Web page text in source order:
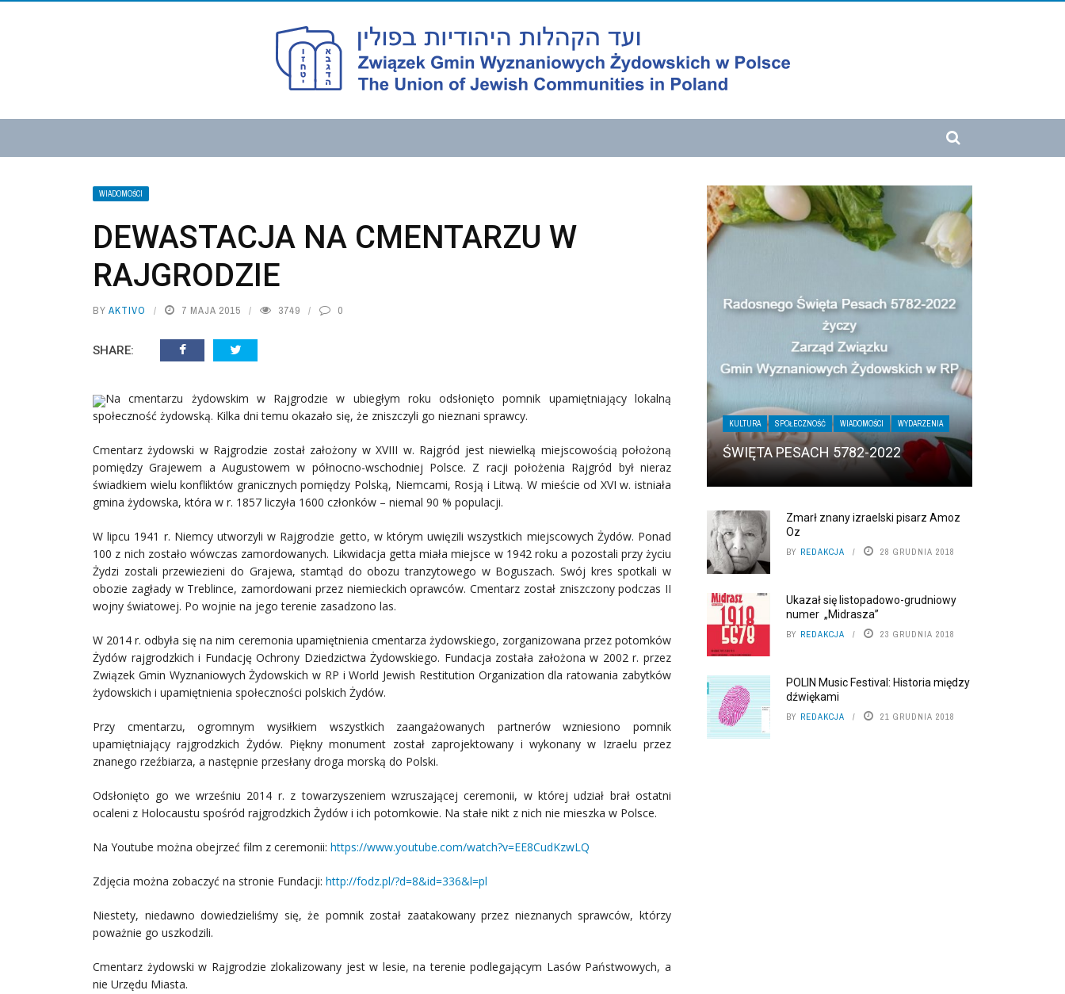
WIADOMOŚCI
DEWASTACJA NA CMENTARZU W
RAJGRODZIE
BY AKTIVO 7 MAJA 2015 3749 0
SHARE:
Na cmentarzu żydowskim w Rajgrodzie w ubiegłym roku odsłonięto pomnik upamiętniający lokalną
społeczność żydowską. Kilka dni temu okazało się, że zniszczyli go nieznani sprawcy.
Cmentarz żydowski w Rajgrodzie został założony w XVIII w. Rajgród jest niewielką miejscowością położoną
pomiędzy Grajewem a Augustowem w północno-wschodniej Polsce. Z racji położenia Rajgród był nieraz
świadkiem wielu konfliktów granicznych pomiędzy Polską, Niemcami, Rosją i Litwą. W mieście od XVI w. istniała
gmina żydowska, która w r. 1857 liczyła 1600 członków – niemal 90 % populacji.
W lipcu 1941 r. Niemcy utworzyli w Rajgrodzie getto, w którym uwięzili wszystkich miejscowych Żydów. Ponad
100 z nich zostało wówczas zamordowanych. Likwidacja getta miała miejsce w 1942 roku a pozostali przy życiu
Żydzi zostali przewiezieni do Grajewa, stamtąd do obozu tranzytowego w Boguszach. Swój kres spotkali w
obozie zagłady w Treblince, zamordowani przez niemieckich oprawców. Cmentarz został zniszczony podczas II
wojny światowej. Po wojnie na jego terenie zasadzono las.
W 2014 r. odbyła się na nim ceremonia upamiętnienia cmentarza żydowskiego, zorganizowana przez potomków
Żydów rajgrodzkich i Fundację Ochrony Dziedzictwa Żydowskiego. Fundacja została założona w 2002 r. przez
Związek Gmin Wyznaniowych Żydowskich w RP i World Jewish Restitution Organization dla ratowania zabytków
żydowskich i upamiętnienia społeczności polskich Żydów.
Przy cmentarzu, ogromnym wysiłkiem wszystkich zaangażowanych partnerów wzniesiono pomnik
upamiętniający rajgrodzkich Żydów. Piękny monument został zaprojektowany i wykonany w Izraelu przez
znanego rzeźbiarza, a następnie przesłany droga morską do Polski.
Odsłonięto go we wrześniu 2014 r. z towarzyszeniem wzruszającej ceremonii, w której udział brał ostatni
ocaleni z Holocaustu spośród rajgrodzkich Żydów i ich potomkowie. Na stałe nikt z nich nie mieszka w Polsce.
Na Youtube można obejrzeć film z ceremonii: https://www.youtube.com/watch?v=EE8CudKzwLQ
Zdjęcia można zobaczyć na stronie Fundacji: http://fodz.pl/?d=8&id=336&l=pl
Niestety, niedawno dowiedzieliśmy się, że pomnik został zaatakowany przez nieznanych sprawców, którzy
poważnie go uszkodzili.
Cmentarz żydowski w Rajgrodzie zlokalizowany jest w lesie, na terenie podlegającym Lasów Państwowych, a
nie Urzędu Miasta.
KULTURA SPOŁECZNOŚĆ WIADOMOŚCI WYDARZENIA
ŚWIĘTA PESACH 5782-2022
Zmarł znany izraelski pisarz Amoz
Oz
BY REDAKCJA 28 GRUDNIA 2018
Ukazał się listopadowo-grudniowy
numer „Midrasza”
BY REDAKCJA 23 GRUDNIA 2018
POLIN Music Festival: Historia między
dźwiękami
BY REDAKCJA 21 GRUDNIA 2018